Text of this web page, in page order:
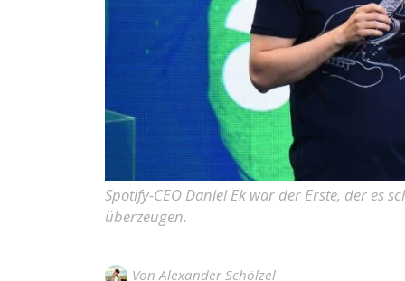
Spotify-CEO Daniel Ek war der Erste, der es
überzeugen.
Von Alexander Schölzel